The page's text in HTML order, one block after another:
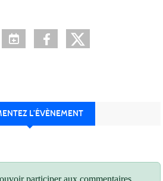
L’ÉVÈNEMENT
participer aux commentaires.